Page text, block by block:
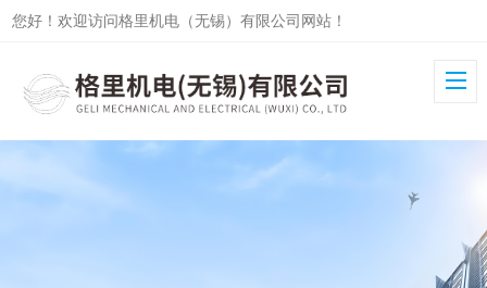
您好！欢迎访问格里机电（无锡）有限公司网站！